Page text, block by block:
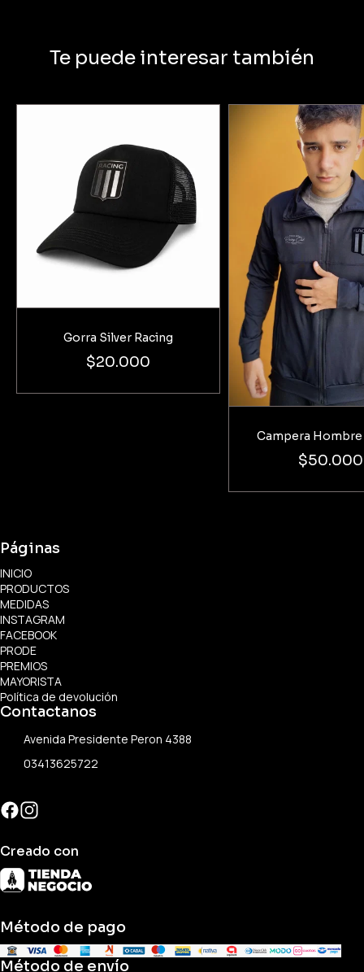
Te puede interesar también
Gorra Silver Racing
$20.000
Campera Hombre
$50.000
Páginas
INICIO
PRODUCTOS
MEDIDAS
INSTAGRAM
FACEBOOK
PRODE
PREMIOS
MAYORISTA
Política de devolución
Contactanos
Avenida Presidente Peron 4388
03413625722
Creado con
Método de pago
Método de envío